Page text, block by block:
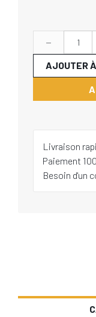
-
AJOUTER
Livraison
Paiement
Besoin d'un